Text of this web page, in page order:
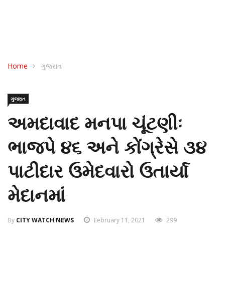
Home ગુજરાત
ગુજરાત
અમદાવાદ મનપા ચૂંટણીઃ
ભાજપે ૪૬ અને કોંગ્રેસે ૩૪
પાટીદાર ઉમેદવારો ઉતાર્યા
મેદાનમાં
By CITY WATCH NEWS February 11, 2021 299